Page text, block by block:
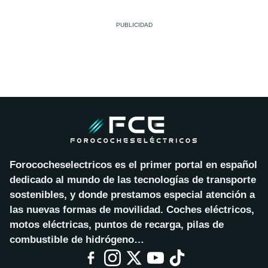
Forococheselectricos es el primer portal en español
dedicado al mundo de las tecnologías de transporte
sostenibles, y donde prestamos especial atención a
las nuevas formas de movilidad. Coches eléctricos,
motos eléctricas, puntos de recarga, pilas de
combustible de hidrógeno…